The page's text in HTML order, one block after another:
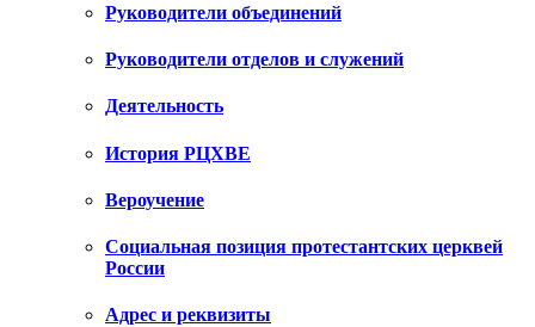
Руководители объединений
Руководители отделов и служений
Деятельность
История РЦХВЕ
Вероучение
Социальная позиция протестантских церквей
России
Адрес и реквизиты